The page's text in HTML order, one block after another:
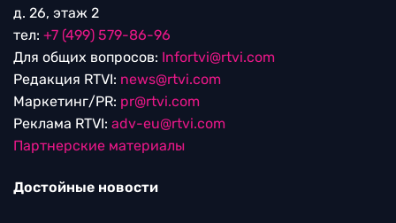
д. 26, этаж 2
тел: +7 (499) 579-86-96
Для общих вопросов: Infortvi@rtvi.com
Редакция RTVI: news@rtvi.com
Маркетинг/PR: pr@rtvi.com
Реклама RTVI: adv-eu@rtvi.com
Партнерские материалы
Достойные новости